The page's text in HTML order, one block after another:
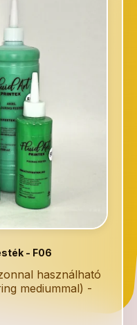
- F06
használható
mediummal) -